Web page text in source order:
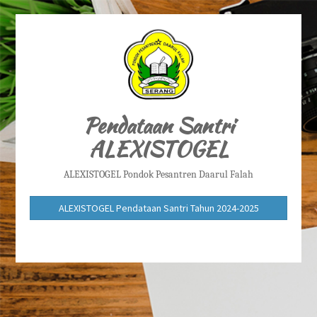
Pendataan Santri
ALEXISTOGEL
ALEXISTOGEL Pondok Pesantren Daarul Falah
ALEXISTOGEL Pendataan Santri Tahun 2024-2025